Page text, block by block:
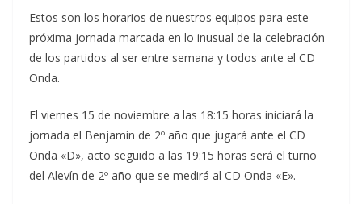
Estos son los horarios de nuestros equipos para este
próxima jornada marcada en lo inusual de la celebración
de los partidos al ser entre semana y todos ante el CD
Onda.
El viernes 15 de noviembre a las 18:15 horas iniciará la
jornada el Benjamín de 2º año que jugará ante el CD
Onda «D», acto seguido a las 19:15 horas será el turno
del Alevín de 2º año que se medirá al CD Onda «E».